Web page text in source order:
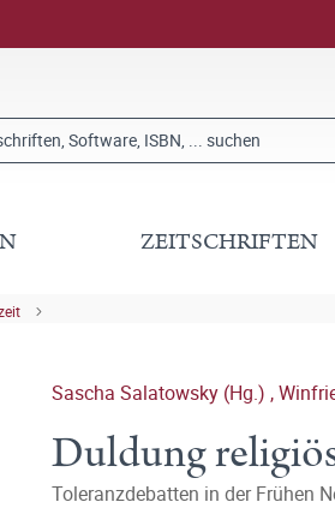
ZEITSCHRIFTEN
Sascha Salatowsky (Hg.) ,
Duldung
Toleranzdebatten in der Frühen